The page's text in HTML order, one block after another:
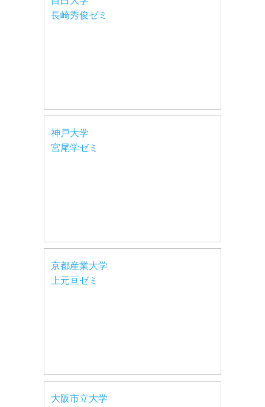
長崎秀俊ゼミ
神戸大学
宮尾学ゼミ
京都産業大学
上元亘ゼミ
大阪市立大学